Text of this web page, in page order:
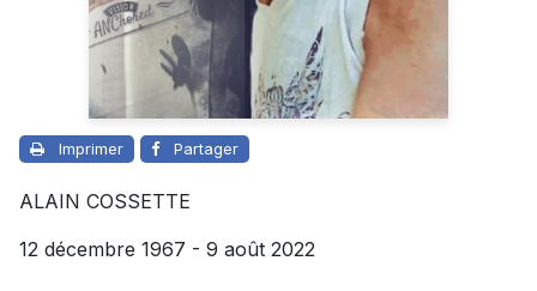
Imprimer Partager
ALAIN COSSETTE
12 décembre 1967 - 9 août 2022